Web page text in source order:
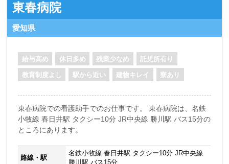
東春病院
愛知県
給与高め 休日多め 残業少なめ 託児所有り
教育制度よし 駅から近い 建物キレイ 寮あり
東春病院での看護助手でのお仕事です。 東春病院は、名鉄
小牧線 春日井駅 タクシー10分 JR中央線 勝川駅 バス15分の
ところにあります。
路線・駅
名鉄小牧線 春日井駅 タクシー10分 JR中央線
勝川駅 バス15分